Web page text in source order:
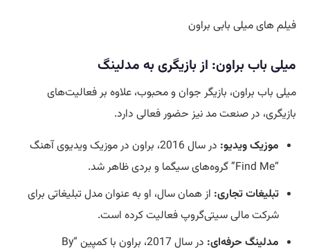
فیلم های میلی بابی براون
میلی باب براون: از بازیگری به مدلینگ
میلی باب براون، بازیگر جوان و محبوب، علاوه بر فعالیت‌های
بازیگری، در صنعت مد نیز حضور فعالی دارد.
موزیک ویدیو:
در سال 2016، براون در موزیک ویدیوی آهنگ
“Find Me” گروه‌های سیگما و بردی ظاهر شد.
تبلیغات تجاری: از همان سال، او به عنوان مدل تبلیغاتی برای
شرکت مالی سیتی‌گروپ فعالیت کرده است.
مدلینگ حرفه‌ای:
در سال 2017، براون با کمپین “By